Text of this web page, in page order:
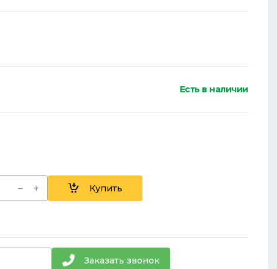
Есть в наличии
Купить
Заказать звонок